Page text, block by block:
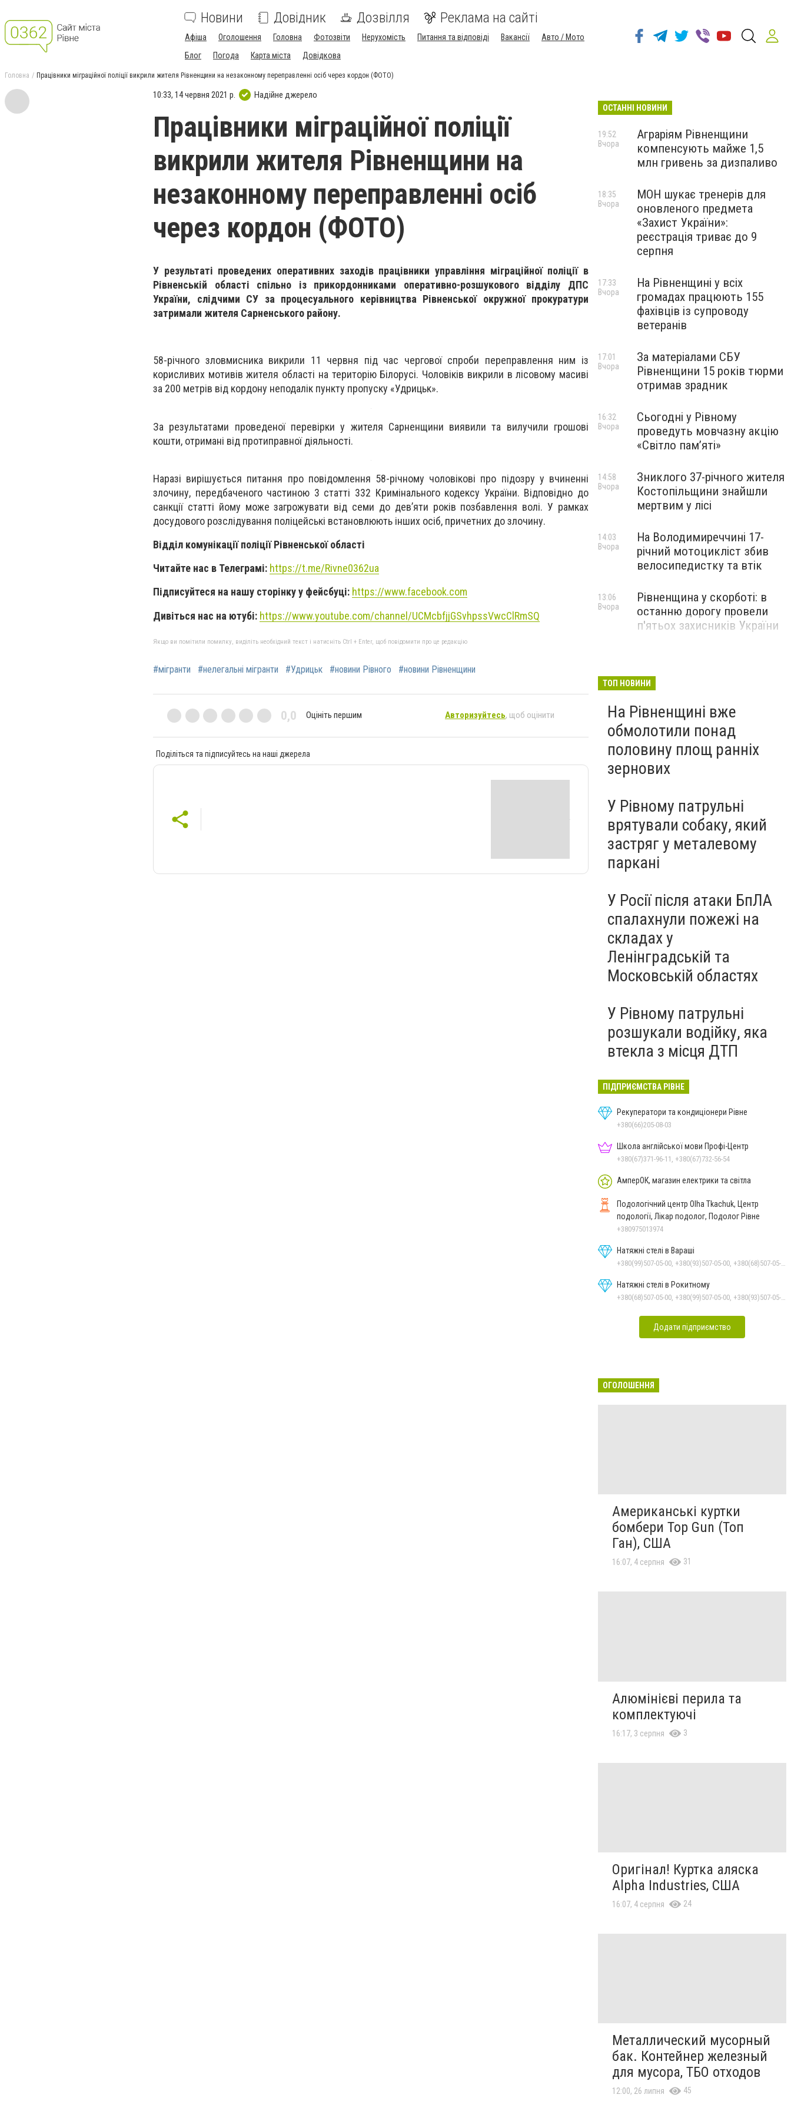
Новини Довідник Дозвілля Реклама на сайті
Афіша Оголошення Головна Фотозвіти Нерухомість Питання та відповіді Вакансії
Авто / Мото
Блог
Погода Карта міста Довідкова
Головна Працівники міграційної поліції викрили жителя Рівненщини на незаконному переправленні осіб через кордон (ФОТО)
10:33, 14 червня 2021 р. Надійне джерело
Працівники міграційної поліції
викрили жителя Рівненщини на
незаконному переправленні осіб
через кордон (ФОТО)
У результаті проведених оперативних заходів працівники управління міграційної поліції в
Рівненській області спільно із прикордонниками оперативно-розшукового відділу ДПС
України, слідчими СУ за процесуального керівництва Рівненської окружної прокуратури
затримали жителя Сарненського району.
58-річного зловмисника викрили 11 червня під час чергової спроби переправлення ним із
корисливих мотивів жителя області на територію Білорусі. Чоловіків викрили в лісовому масиві
за 200 метрів від кордону неподалік пункту пропуску «Удрицьк».
За результатами проведеної перевірки у жителя Сарненщини виявили та вилучили грошові
кошти, отримані від протиправної діяльності.
Наразі вирішується питання про повідомлення 58-річному чоловікові про підозру у вчиненні
злочину, передбаченого частиною 3 статті 332 Кримінального кодексу України. Відповідно до
санкції статті йому може загрожувати від семи до дев’яти років позбавлення волі. У рамках
досудового розслідування поліцейські встановлюють інших осіб, причетних до злочину.
Відділ комунікації поліції Рівненської області
Читайте нас в Телеграмі: https://t.me/Rivne0362ua
Підписуйтеся на нашу сторінку у фейсбуці: https://www.facebook.com
Дивіться нас на ютубі: https://www.youtube.com/channel/UCMcbfjjGSvhpssVwcClRmSQ
Якщо ви помітили помилку, виділіть необхідний текст і натисніть Ctrl + Enter, щоб повідомити про це редакцію
#мігранти #нелегальні мігранти #Удрицьк #новини Рівного #новини Рівненщини
0,0 Оцініть першим Авторизуйтесь, щоб оцінити
Поділіться та підписуйтесь на наші джерела
ОСТАННІ НОВИНИ
Аграріям Рівненщини
компенсують майже 1,5
млн гривень за дизпаливо
19:52
Вчора
МОН шукає тренерів для
оновленого предмета
«Захист України»:
реєстрація триває до 9
серпня
18:35
Вчора
На Рівненщині у всіх
громадах працюють 155
фахівців із супроводу
ветеранів
17:33
Вчора
За матеріалами СБУ
Рівненщини 15 років тюрми
отримав зрадник
17:01
Вчора
Сьогодні у Рівному
проведуть мовчазну акцію
«Світло пам’яті»
16:32
Вчора
Зниклого 37-річного жителя
Костопільщини знайшли
мертвим у лісі
14:58
Вчора
На Володимиреччині 17-
річний мотоцикліст збив
велосипедистку та втік
14:03
Вчора
Рівненщина у скорботі: в
останню дорогу провели
п'ятьох захисників України
13:06
Вчора
ТОП НОВИНИ
На Рівненщині вже
обмолотили понад
половину площ ранніх
зернових
У Рівному патрульні
врятували собаку, який
застряг у металевому
паркані
У Росії після атаки БпЛА
спалахнули пожежі на
складах у
Ленінградській та
Московській областях
У Рівному патрульні
розшукали водійку, яка
втекла з місця ДТП
ПІДПРИЄМСТВА РІВНЕ
Рекуператори та кондиціонери Рівне
+380(66)205-08-03
Школа англійської мови Профі-Центр
+380(67)371-96-11, +380(67)732-56-54
АмперОК, магазин електрики та світла
Подологічний центр Olha Tkachuk, Центр
подології, Лікар подолог, Подолог Рівне
+380975013974
Натяжні стелі в Вараші
+380(99)507-05-00, +380(93)507-05-00, +380(68)507-05-00
Натяжні стелі в Рокитному
+380(68)507-05-00, +380(99)507-05-00, +380(93)507-05-00
Додати підприємство
ОГОЛОШЕННЯ
Американські куртки
бомбери Top Gun (Топ
Ган), США
16:07, 4 серпня 31
Алюмінієві перила та
комплектуючі
16:17, 3 серпня 3
Оригінал! Куртка аляска
Alpha Industries, США
16:07, 4 серпня 24
Металлический мусорный
бак. Контейнер железный
для мусора, ТБО отходов
12:00, 26 липня 45